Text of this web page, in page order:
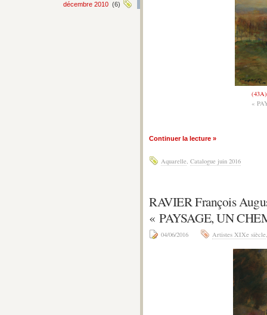
décembre 2010 (6)
(43A)
«
Continuer la lecture »
Aquarelle, Catalogue juin 2016
RAVIER François
« PAYSAGE, UN
04/06/2016 Artistes XIXe siècle